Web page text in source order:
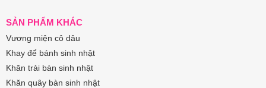
SẢN PHẨM KHÁC
Vương miện cô dâu
Khay để bánh sinh nhật
Khăn trải bàn sinh nhật
Khăn quây bàn sinh nhật